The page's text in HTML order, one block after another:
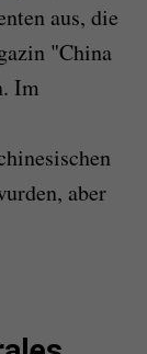
aus, die
"China
Im
aber